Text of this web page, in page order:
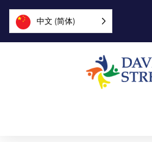
中文 (简体)